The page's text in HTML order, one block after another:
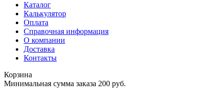
Каталог
Калькулятор
Оплата
Справочная информация
О компании
Доставка
Контакты
Корзина
Минимальная сумма заказа 200 руб.